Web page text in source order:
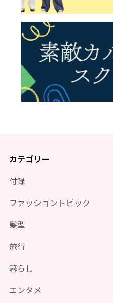
カテゴリー
付録
ファッショントピック
髪型
旅行
暮らし
エンタメ